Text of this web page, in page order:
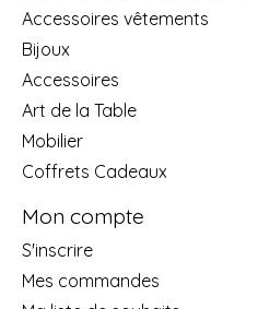
Accessoires vêtements
Bijoux
Accessoires
Art de la Table
Mobilier
Coffrets Cadeaux
Mon compte
S'inscrire
Mes commandes